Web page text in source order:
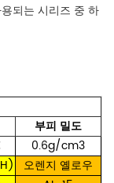
되는 시리즈 중 하
부피 밀도
0.6g/cm3
오렌지 옐로우